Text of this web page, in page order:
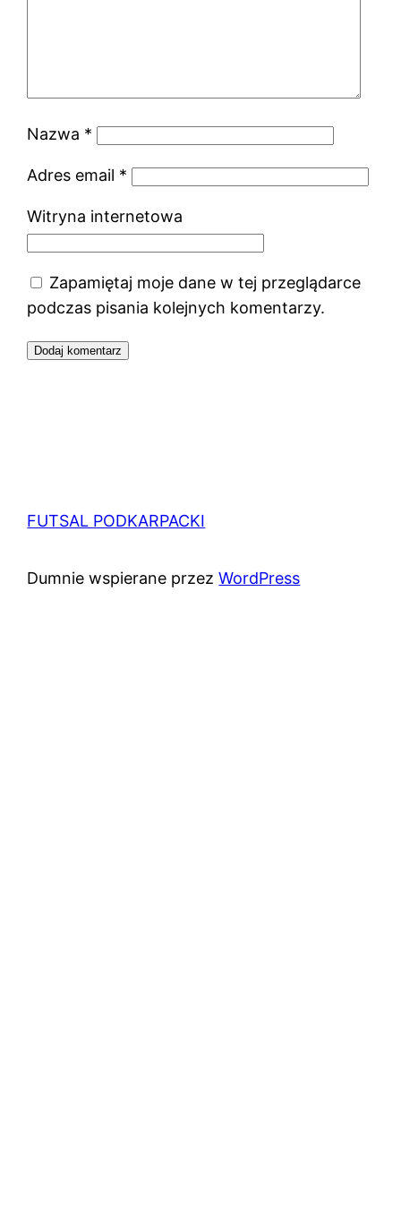
Nazwa *
Adres email *
Witryna internetowa
Zapamiętaj moje dane w tej przeglądarce
podczas pisania kolejnych komentarzy.
FUTSAL PODKARPACKI
Dumnie wspierane przezWordPress